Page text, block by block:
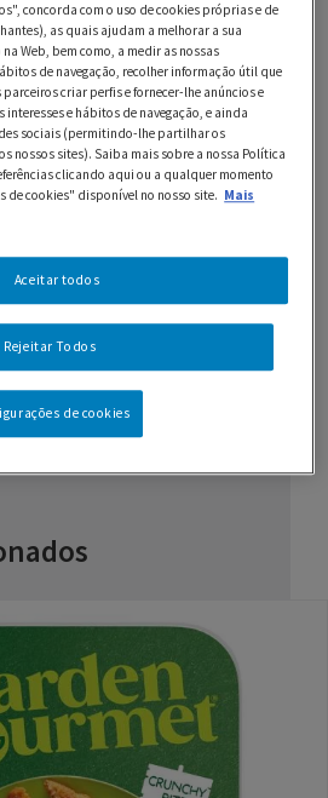
GARDEN GOURMET
concorda com o uso de cookies próprias e de
as quais ajudam a melhorar a sua
Web, bem como, a medir as nossas
de navegação, recolher informação útil que
criar perfis e fornecer-lhe anúncios e
e hábitos de navegação, e ainda
sociais (permitindo-lhe partilhar os
nossos sites). Saiba mais sobre a nossa Política
clicando aqui ou a qualquer momento
de cookies" disponível no nosso site. Mais
Rejeitar Todos
Aceitar todos
de cookies